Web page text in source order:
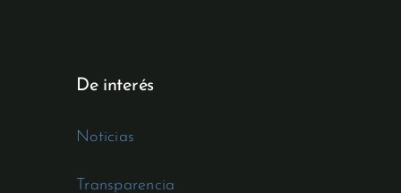
De interés
Noticias
Transparencia